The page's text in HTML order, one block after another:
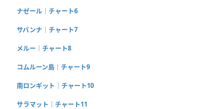
ナゼール｜チャート6
サバンナ｜チャート7
メルー｜チャート8
コムルーン島｜チャート9
南ロンギット｜チャート10
サラマット｜チャート11